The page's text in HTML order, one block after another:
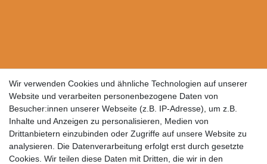
Wir verwenden Cookies und ähnliche Technologien auf unserer
Website und verarbeiten personenbezogene Daten von
Besucher:innen unserer Webseite (z.B. IP-Adresse), um z.B.
Inhalte und Anzeigen zu personalisieren, Medien von
Drittanbietern einzubinden oder Zugriffe auf unsere Website zu
analysieren. Die Datenverarbeitung erfolgt erst durch gesetzte
Cookies. Wir teilen diese Daten mit Dritten, die wir in den